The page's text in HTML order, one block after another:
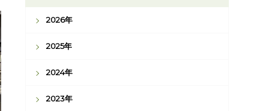
2026年
2025年
2024年
2023年